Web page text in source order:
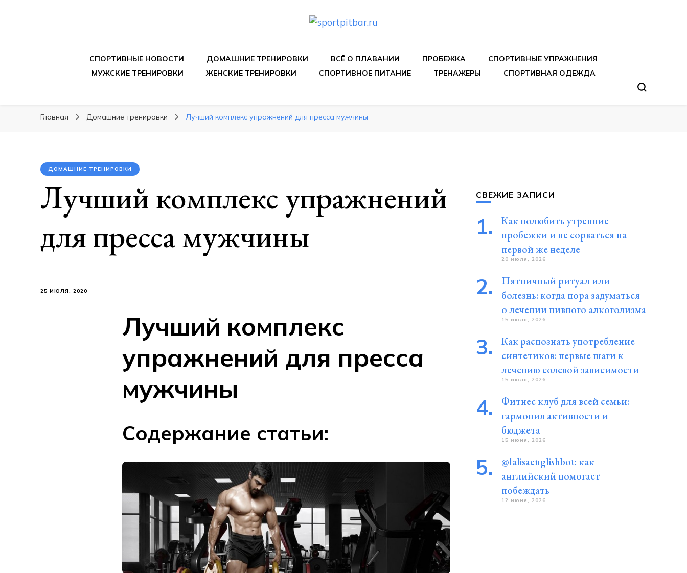
СПОРТИВНЫЕ НОВОСТИ ДОМАШНИЕ ТРЕНИРОВКИ ВСЁ О ПЛАВАНИИ ПРОБЕЖКА
СПОРТИВНЫЕ УПРАЖНЕНИЯ
МУЖСКИЕ ТРЕНИРОВКИ
ЖЕНСКИЕ ТРЕНИРОВКИ СПОРТИВНОЕ ПИТАНИЕ ТРЕНАЖЕРЫ СПОРТИВНАЯ ОДЕЖДА
Главная Домашние тренировки Лучший комплекс упражнений для пресса мужчины
ДОМАШНИЕ ТРЕНИРОВКИ
Лучший комплекс упражнений
для пресса мужчины
25 ИЮЛЯ, 2020
Лучший комплекс
упражнений для пресса
мужчины
Содержание статьи:
СВЕЖИЕ ЗАПИСИ
Как полюбить утренние
пробежки и не сорваться на
первой же неделе
20 июля, 2026
Пятничный ритуал или
болезнь: когда пора задуматься
о лечении пивного алкоголизма
15 июля, 2026
Как распознать употребление
синтетиков: первые шаги к
лечению солевой зависимости
15 июля, 2026
Фитнес клуб для всей семьи:
гармония активности и
бюджета
15 июня, 2026
@lalisaenglishbot: как
английский помогает
побеждать
12 июня, 2026